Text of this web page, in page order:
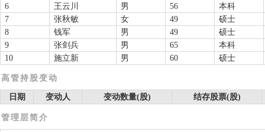
6
王云川 男 56
本科
7
张秋敏 女 49
硕士
8
钱军 男 49
硕士
9
张剑兵 男 65
本科
10
施立新 男 60 硕士
高管持股变动
日期 变动人 变动数量(股) 结存股票(股)
管理层简介